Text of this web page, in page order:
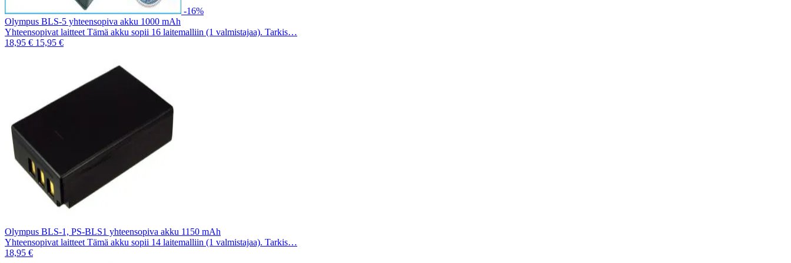
-16%
Olympus BLS-5 yhteensopiva akku 1000 mAh
Yhteensopivat laitteet Tämä akku sopii 16 laitemalliin (1 valmistajaa). Tarkis…
18,95 € 15,95 €
Olympus BLS-1, PS-BLS1 yhteensopiva akku 1150 mAh
Yhteensopivat laitteet Tämä akku sopii 14 laitemalliin (1 valmistajaa). Tarkis…
18,95 €